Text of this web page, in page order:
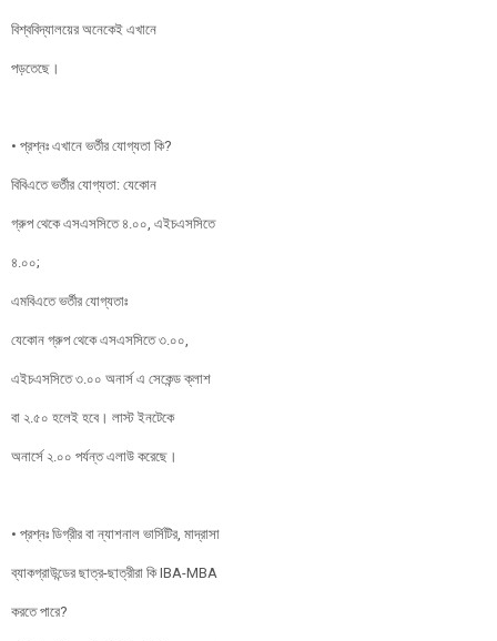
বিশ্ববিদ্যালয়ের অনেকেই এখানে
পড়তেছে।
• প্রশ্নঃ এখানে ভর্তীর যোগ্যতা কি?
বিবিএতে ভর্তীর যোগ্যতা: যেকোন
গ্রুপ থেকে এসএসসিতে ৪.০০, এইচএসসিতে
৪.০০;
এমবিএতে ভর্তীর যোগ্যতাঃ
যেকোন গ্রুপ থেকে এসএসসিতে ৩.০০,
এইচএসসিতে ৩.০০ অনার্স এ সেকেন্ড ক্লাশ
বা ২.৫০ হলেই হবে। লাস্ট ইনটেকে
অনার্সে ২.০০ পর্যন্ত এলাউ করেছে।
• প্রশ্নঃ ডিগ্রীর বা ন্যাশনাল ভার্সিটির, মাদ্রাসা
ব্যাকগ্রাউন্ডের ছাত্র-ছাত্রীরা কি IBA-MBA
করতে পারে?